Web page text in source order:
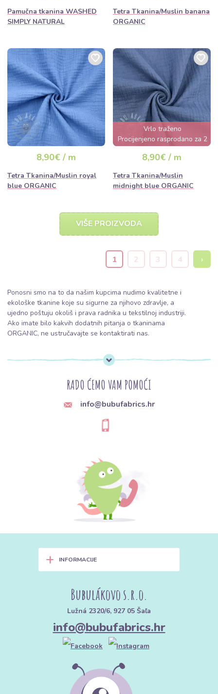
Pamučna tkanina WASHED
SIMPLY NATURAL
Tetra Tkanina/Muslin banana
ORGANIC
8,90€ / m
Tetra Tkanina/Muslin royal
blue ORGANIC
Vrlo traženo
Procijenjeno rasprodano za 2
dana
8,90€ / m
Tetra Tkanina/Muslin
midnight blue ORGANIC
VIŠE PROIZVODA
1 2 3 4 ›
Ponosni smo na to da našim kupcima nudimo kvalitetne i
ekološke tkanine koje su sigurne za njihovo zdravlje, a
ujedno poštuju okoliš i prava radnika u tekstilnoj industriji.
Ako imate bilo kakvih dodatnih pitanja o tkaninama
ORGANIC, ne ustručavajte se kontaktirati nas.
RADO ĆEMO VAM POMOĆI
info@bubufabrics.hr
+ INFORMACIJE
Bubulákovo s.r.o.
Lužná 2320/6, 927 05 Šaľa
info@bubufabrics.hr